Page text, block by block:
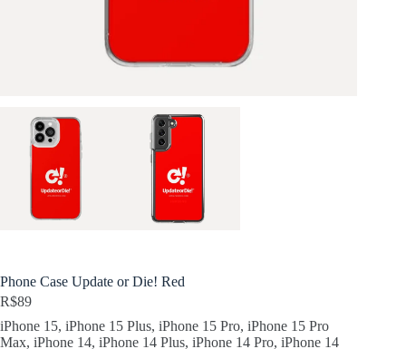
Phone Case Update or Die! Red
R$89
iPhone 15, iPhone 15 Plus, iPhone 15 Pro, iPhone 15 Pro
Max, iPhone 14, iPhone 14 Plus, iPhone 14 Pro, iPhone 14